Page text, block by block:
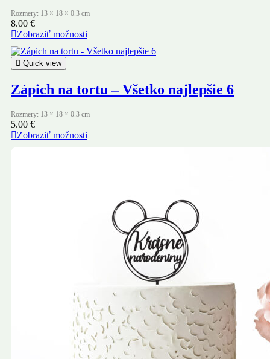
Rozmery: 13 × 18 × 0.3 cm
8.00 €
Zobraziť možnosti
Quick view
Zápich na tortu – Všetko najlepšie 6
Rozmery: 13 × 18 × 0.3 cm
5.00 €
Zobraziť možnosti